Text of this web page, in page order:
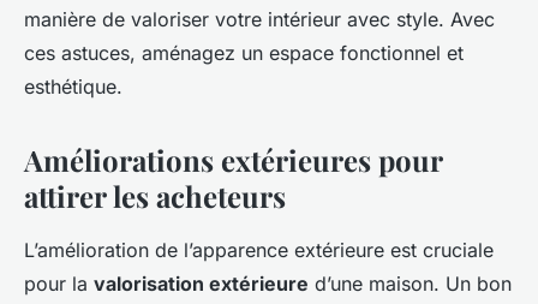
manière de valoriser votre intérieur avec style. Avec
ces astuces, aménagez un espace fonctionnel et
esthétique.
Améliorations extérieures pour
attirer les acheteurs
L’amélioration de l’apparence extérieure est cruciale
pour la valorisation extérieure d’une maison. Un bon